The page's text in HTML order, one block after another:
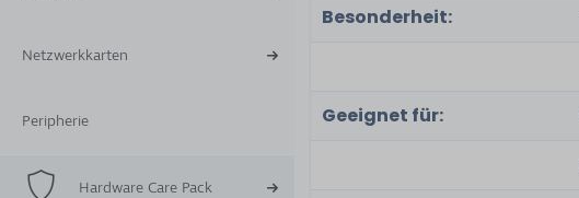
Netzwerkkarten
Peripherie
Hardware Care Pack
Besonderheit:
Geeignet für: